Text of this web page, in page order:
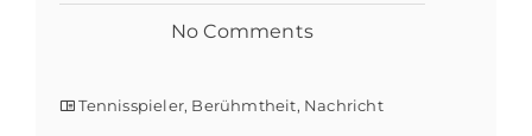
No Comments
Tennisspieler, Berühmtheit, Nachricht